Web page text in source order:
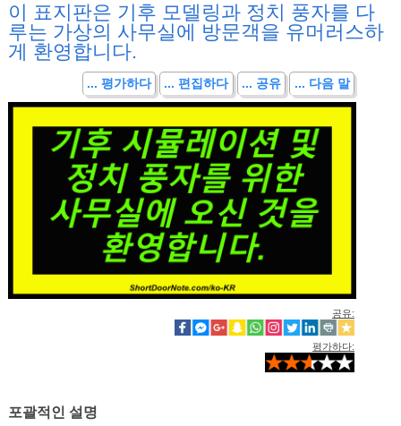
이 표지판은 기후 모델링과 정치 풍자를 다
루는 가상의 사무실에 방문객을 유머러스하
게 환영합니다.
... 평가하다 ... 편집하다 ... 공유 ... 다음 말
공유:
평가하다:
포괄적인 설명